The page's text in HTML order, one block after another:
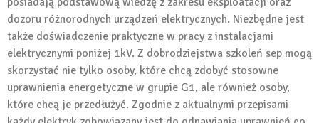
dozoru różnorodnych urządzeń elektrycznych. Niezbędne jest
także doświadczenie praktyczne w pracy z instalacjami
elektrycznymi poniżej 1kV. Z dobrodziejstwa szkoleń sep mogą
skorzystać nie tylko osoby, które chcą zdobyć stosowne
uprawnienia energetyczne w grupie G1, ale również osoby,
które chcą je przedłużyć. Zgodnie z aktualnymi przepisami